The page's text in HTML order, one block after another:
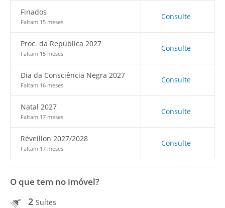
Finados
Faltam 15 meses
Consulte
Proc. da República 2027
Faltam 15 meses
Consulte
Dia da Consciência Negra 2027
Faltam 16 meses
Consulte
Natal 2027
Faltam 17 meses
Consulte
Réveillon 2027/2028
Faltam 17 meses
Consulte
O que tem no imóvel?
2 Suítes